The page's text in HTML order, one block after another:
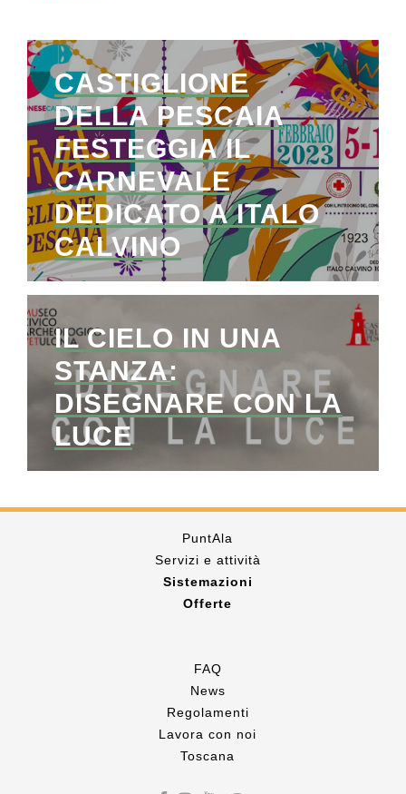
CASTIGLIONE
DELLA PESCAIA
FESTEGGIA IL
CARNEVALE
DEDICATO A ITALO
CALVINO
IL CIELO IN UNA
STANZA:
DISEGNARE CON LA
LUCE
PuntAla
Servizi e attività
Sistemazioni
Offerte
FAQ
News
Regolamenti
Lavora con noi
Toscana